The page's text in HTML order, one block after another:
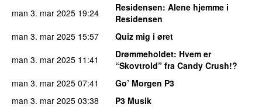
man 3. mar 2025 19:24 Residensen: Alene hjemme i
Residensen
man 3. mar 2025 15:57
Quiz mig i øret
man 3. mar 2025 11:41 Drømmeholdet: Hvem er
“Skovtrold” fra Candy Crush!?
man 3. mar 2025 07:41
Go’ Morgen P3
man 3. mar 2025 03:38
P3 Musik